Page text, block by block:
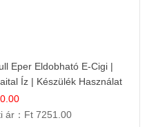
Eper Eldobható E-Cigi |
Íz | Készülék Használat
ár： Ft 7251.00